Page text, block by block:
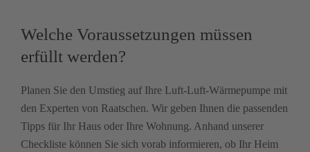
Welche Voraussetzungen müssen
erfüllt werden?
Planen Sie den Umstieg auf Ihre Luft-Luft-Wärmepumpe mit
den Experten von Raatschen. Wir geben Ihnen die passenden
Tipps für Ihr Haus oder Ihre Wohnung. Anhand unserer
Checkliste können Sie sich vorab informieren, ob Ihr Heim